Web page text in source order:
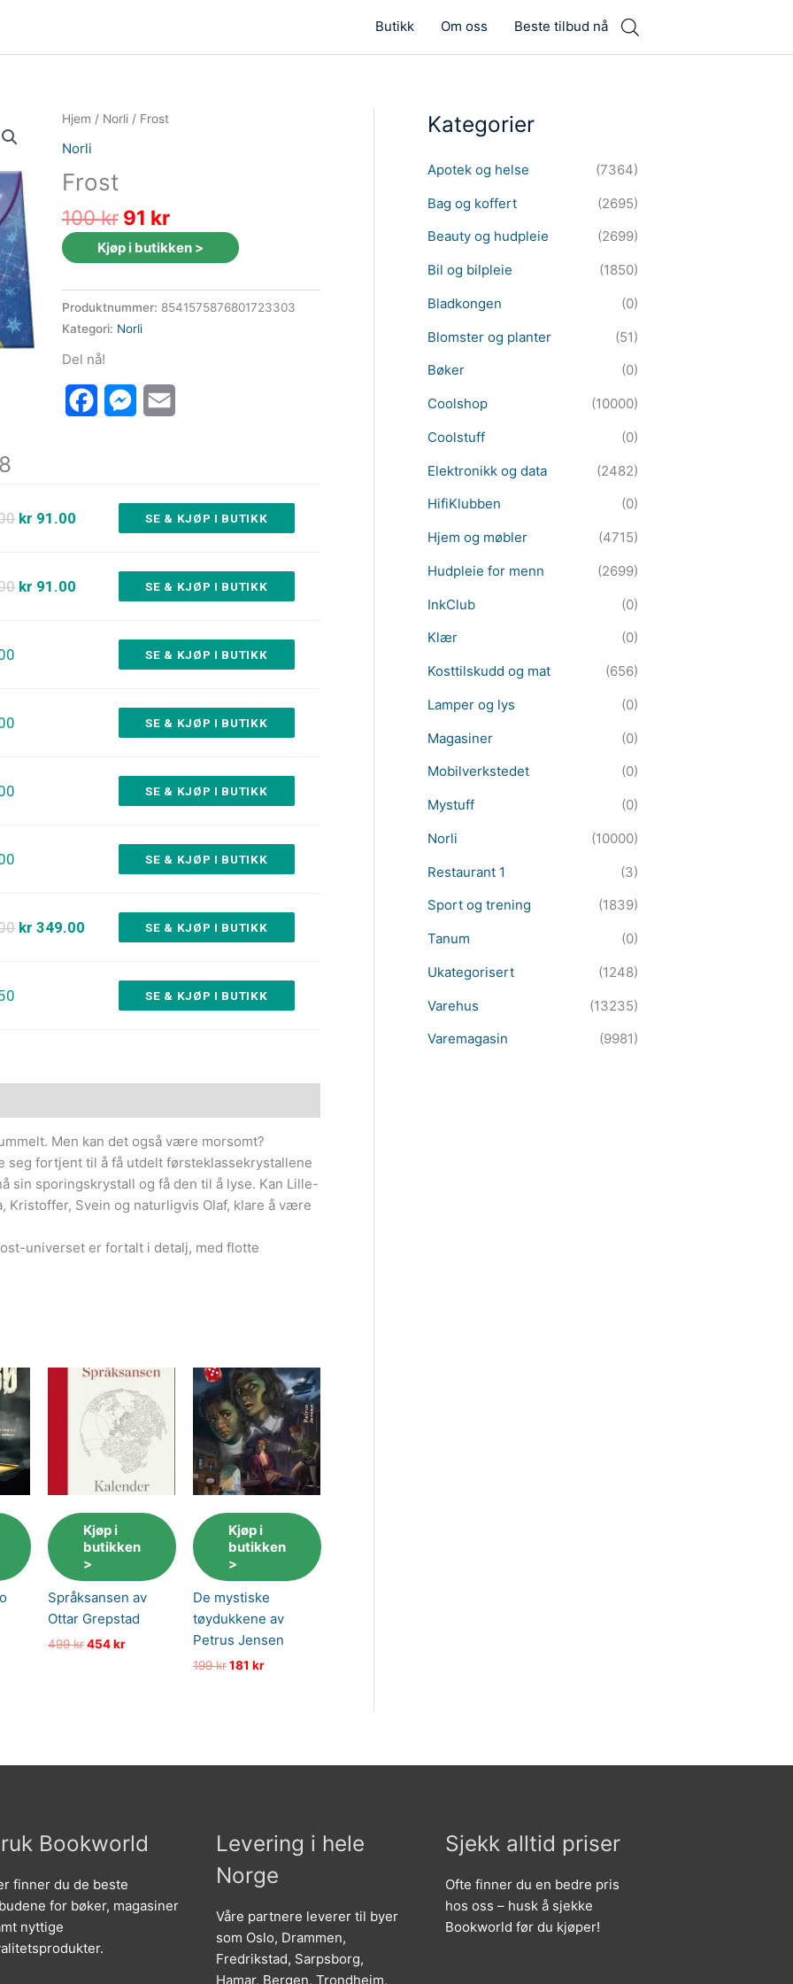
Butikk Om oss Beste tilbud nå
Hjem / Norli/ Frost
Norli
Frost
100kr Opprinnelig
pris
var:
91 krNåværende
pris
er:
Kjøp i butikken >
Produktnummer: 8541575876801723303
Kategori: Norli
Del nå!
FacebookMessenger
kr 91.00 SE & KJØP I BUTIKK
kr 91.00 SE & KJØP I BUTIKK
SE & KJØP I BUTIKK
SE & KJØP I BUTIKK
SE & KJØP I BUTIKK
SE & KJØP I BUTIKK
kr 349.00 SE & KJØP I BUTIKK
SE & KJØP I BUTIKK
Men kan det også være morsomt?
seg fortjent til å få utdelt førsteklassekrystallene
sin sporingskrystall og få den til å lyse. Kan Lille-
Kristoffer, Svein og naturligvis Olaf, klare å være
universet er fortalt i detalj, med flotte
Kjøp i
butikken
>
Språksansen av
Ottar Grepstad
499krOpprinnelig
454krNåværende
Kjøp i
butikken
>
De mystiske
tøydukkene av
Petrus Jensen
199krOpprinnelig
181krNåværende
Kategorier
Apotek og helse
(7364)
Bag og koffert
(2695)
Beauty og hudpleie
(2699)
Bil og bilpleie
(1850)
Bladkongen
(0)
Blomster og planter
(51)
Bøker
(0)
Coolshop
(10000)
Coolstuff
(0)
Elektronikk og data
(2482)
HifiKlubben
(0)
Hjem og møbler
(4715)
Hudpleie for menn
(2699)
InkClub
(0)
Klær
(0)
Kosttilskudd og mat
(656)
Lamper og lys
(0)
Magasiner
(0)
Mobilverkstedet
(0)
Mystuff
(0)
Norli
(10000)
Restaurant 1
(3)
Sport og trening
(1839)
Tanum
(0)
Ukategorisert
(1248)
Varehus
(13235)
Varemagasin
(9981)
Bookworld
finner du de beste
for bøker, magasiner
nyttige
Levering i hele
Norge
Våre partnere leverer til byer
som Oslo, Drammen,
Fredrikstad, Sarpsborg,
Hamar, Bergen, Trondheim,
Sjekk alltid priser
Ofte finner du en bedre pris
hos oss – husk å sjekke
Bookworld før du kjøper!